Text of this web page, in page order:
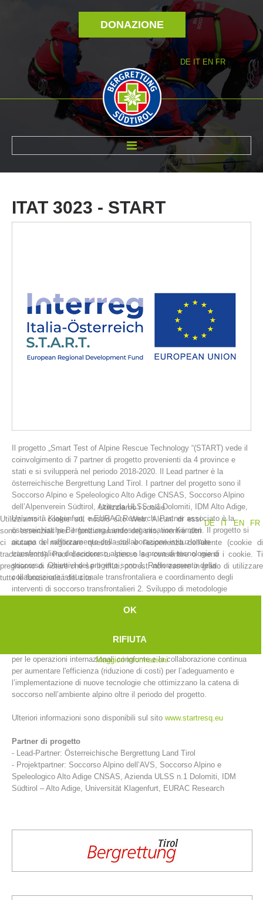
DONAZIONE
DE IT EN FR
Stazioni del soccorso alpino
ITAT 3023 - START
Il progetto „Smart Test of Alpine Rescue Technology “(START) vede il
coinvolgimento di 7 partner di progetto provenienti da 4 province e
stati e si svilupperà nel periodo 2018-2020. Il Lead partner è la
österreichische Bergrettung Land Tirol. I partner del progetto sono il
Soccorso Alpino e Speleologico Alto Adige CNSAS, Soccorso Alpino
dell’Alpenverein Südtirol, Azienda ULSS n.1 Dolomiti, IDM Alto Adige,
Università Klagenfurt, e EURAC Research. Partner associato è la
österreichische Bergrettung Landesorganisation Kärnten. Il progetto si
occupa del rafforzamento della collaborazione istituzionale
transfrontaliera del soccorso alpino e la prova di tecnologie di
soccorso. Obiettivi del progetto sono 1. Rafforzamento della
collaborazione istituzionale transfrontaliera e coordinamento degli
interventi di soccorso transfrontalieri 2. Sviluppo di metodologie
3. Creazione di una regione pilota per esaminare tecnologie
applicazioni e supporti IT per migliorare il soccorso alpino ma anche la
per le operazioni internazionali congiunte e la collaborazione continua
per aumentare l'efficienza (riduzione di costi) per l’adeguamento e
l’implementazione di nuove tecnologie che ottimizzano la catena di
soccorso nell’ambiente alpino oltre il periodo del progetto.
Ulteriori informazioni sono disponibili sul sito www.startresq.eu
Partner di progetto
- Lead-Partner: Österreichische Bergrettung Land Tirol
- Projektpartner: Soccorso Alpino dell’AVS, Soccorso Alpino e
Speleologico Alto Adige CNSAS, Azienda ULSS n.1 Dolomiti, IDM
Südtirol – Alto Adige, Universität Klagenfurt, EURAC Research
Utilizziamo i cookie
DE
IT EN FR
Utilizziamo i cookie sul nostro sito Web. Alcuni di essi
sono essenziali per il funzionamento del sito, mentre altri
ci aiutano a migliorare questo sito e l'esperienza dell'utente (cookie di
tracciamento). Puoi decidere tu stesso se consentire o meno i cookie. Ti
preghiamo di notare che se li rifiuti, potresti non essere in grado di utilizzare
tutte le funzionalità del sito.
OK
RIFIUTA
Maggiori informazioni